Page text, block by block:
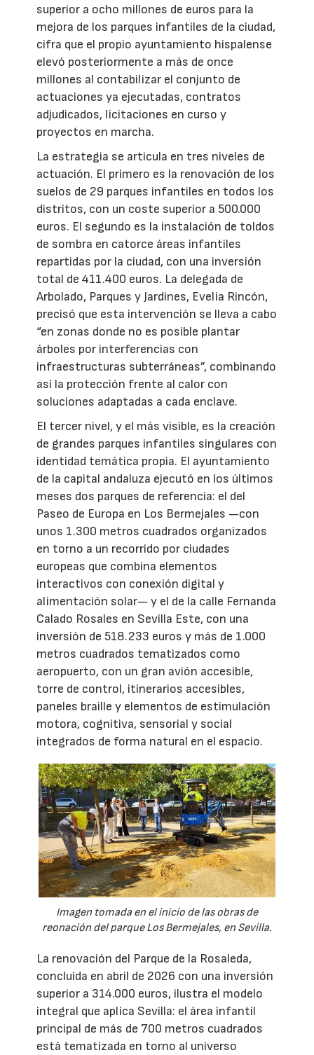
superior a ocho millones de euros para la
mejora de los parques infantiles de la ciudad,
cifra que el propio ayuntamiento hispalense
elevó posteriormente a más de once
millones al contabilizar el conjunto de
actuaciones ya ejecutadas, contratos
adjudicados, licitaciones en curso y
proyectos en marcha.
La estrategia se articula en tres niveles de
actuación. El primero es la renovación de los
suelos de 29 parques infantiles en todos los
distritos, con un coste superior a 500.000
euros. El segundo es la instalación de toldos
de sombra en catorce áreas infantiles
repartidas por la ciudad, con una inversión
total de 411.400 euros. La delegada de
Arbolado, Parques y Jardines, Evelia Rincón,
precisó que esta intervención se lleva a cabo
“en zonas donde no es posible plantar
árboles por interferencias con
infraestructuras subterráneas”, combinando
así la protección frente al calor con
soluciones adaptadas a cada enclave.
El tercer nivel, y el más visible, es la creación
de grandes parques infantiles singulares con
identidad temática propia. El ayuntamiento
de la capital andaluza ejecutó en los últimos
meses dos parques de referencia: el del
Paseo de Europa en Los Bermejales —con
unos 1.300 metros cuadrados organizados
en torno a un recorrido por ciudades
europeas que combina elementos
interactivos con conexión digital y
alimentación solar— y el de la calle Fernanda
Calado Rosales en Sevilla Este, con una
inversión de 518.233 euros y más de 1.000
metros cuadrados tematizados como
aeropuerto, con un gran avión accesible,
torre de control, itinerarios accesibles,
paneles braille y elementos de estimulación
motora, cognitiva, sensorial y social
integrados de forma natural en el espacio.
Imagen tomada en el inicio de las obras de
reonación del parque Los Bermejales, en Sevilla.
La renovación del Parque de la Rosaleda,
concluida en abril de 2026 con una inversión
superior a 314.000 euros, ilustra el modelo
integral que aplica Sevilla: el área infantil
principal de más de 700 metros cuadrados
está tematizada en torno al universo